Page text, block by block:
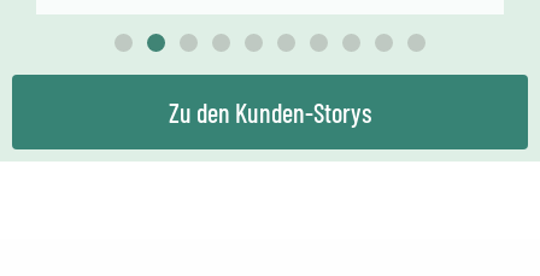
Zu den Kunden-Storys